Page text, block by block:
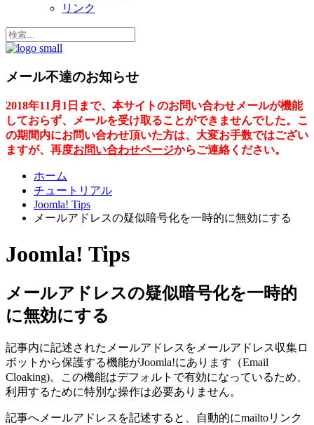
リンク
メール不達のお知らせ
2018年11月1日まで、本サイトのお問い合わせメールが機能
しておらず、メールを受け取ることができませんでした。こ
の期間内にお問い合わせ頂いた方は、大変お手数ではござい
ますが、再度お問い合わせページからご連絡ください。
ホーム
チュートリアル
Joomla! Tips
メールアドレスの疑似暗号化を一時的に無効にする
Joomla! Tips
メールアドレスの疑似暗号化を一時的
に無効にする
記事内に記述されたメールアドレスをメールアドレス収集ロ
ボットから保護する機能がJoomla!にあります（Email
Cloaking)。この機能はデフォルトで有効になっているため、
利用するために特別な操作は必要ありません。
記事へメールアドレスを記述すると、自動的にmailtoリンク